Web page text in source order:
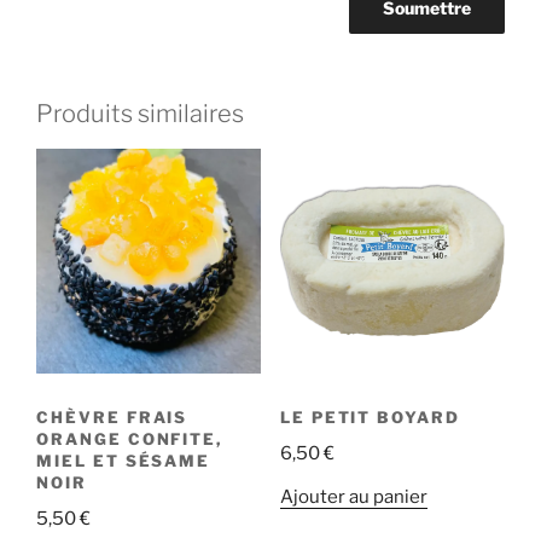
Produits similaires
CHÈVRE FRAIS
ORANGE CONFITE,
MIEL ET SÉSAME
NOIR
5,50€
LE PETIT BOYARD
6,50€
Ajouter au panier